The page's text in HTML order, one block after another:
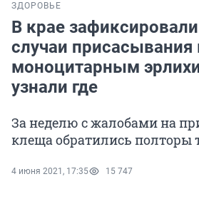
ЗДОРОВЬЕ
В крае
случаи
моноцитарным
узнали где
За неделю с жалобами на
клеща обратились полторы
4 июня 2021, 17:35 15 747